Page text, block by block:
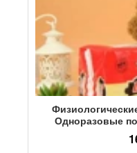
Одноразовые
животных
Полотенце для